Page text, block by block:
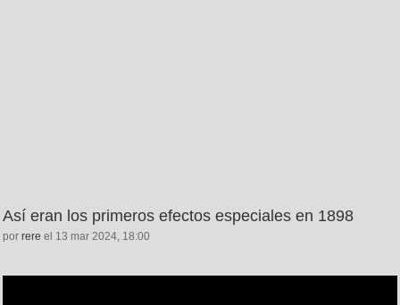
Así eran los primeros efectos especiales en 1898
por rere el 13 mar 2024, 18:00